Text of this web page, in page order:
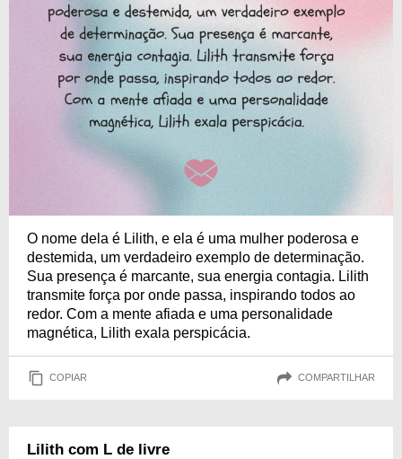
O nome dela é Lilith, e ela é uma mulher poderosa e
destemida, um verdadeiro exemplo de determinação.
Sua presença é marcante, sua energia contagia. Lilith
transmite força por onde passa, inspirando todos ao
redor. Com a mente afiada e uma personalidade
magnética, Lilith exala perspicácia.
COPIAR COMPARTILHAR
Lilith com L de livre